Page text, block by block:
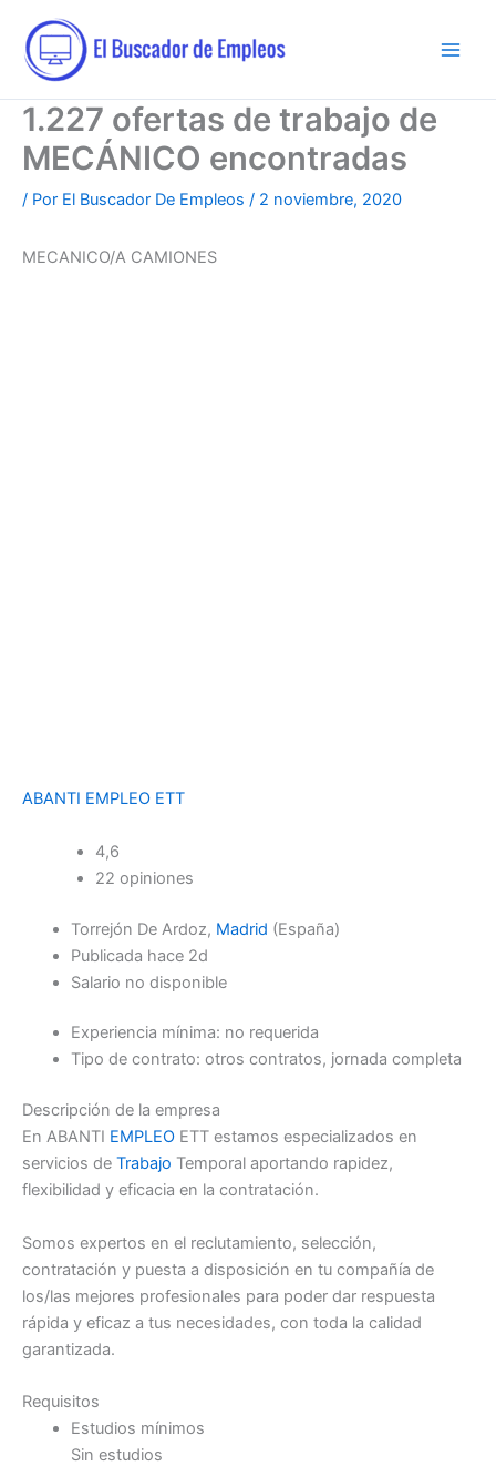
contenido
1.227 ofertas de trabajo de
MECÁNICO encontradas
/ Por El Buscador De Empleos / 2 noviembre, 2020
MECANICO/A CAMIONES
ABANTI EMPLEO ETT
4,6
22 opiniones
Torrejón De Ardoz, Madrid (España)
Publicada hace 2d
Salario no disponible
Experiencia mínima: no requerida
Tipo de contrato: otros contratos, jornada completa
Descripción de la empresa
En ABANTI EMPLEO ETT estamos especializados en
servicios de Trabajo Temporal aportando rapidez,
flexibilidad y eficacia en la contratación.
Somos expertos en el reclutamiento, selección,
contratación y puesta a disposición en tu compañía de
los/las mejores profesionales para poder dar respuesta
rápida y eficaz a tus necesidades, con toda la calidad
garantizada.
Requisitos
Estudios mínimos
Sin estudios